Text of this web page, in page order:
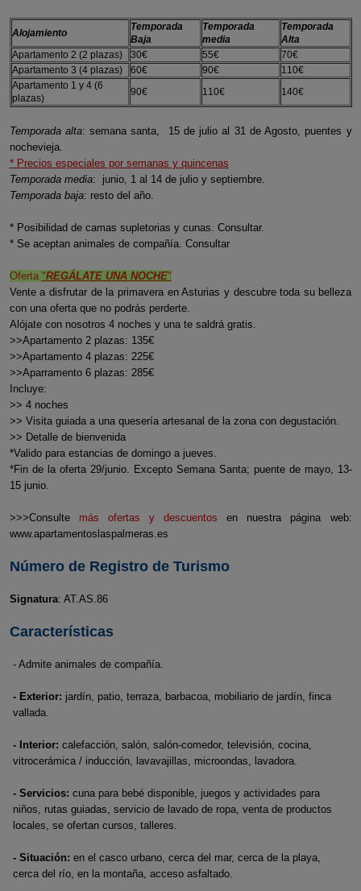
Alojamiento
Temporada
Baja
Temporada
media
Temporada
Alta
Apartamento 2 (2 plazas)
30€ 55€
70€
Apartamento 3 (4 plazas)
60€ 90€
110€
Apartamento 1 y 4 (6
plazas)
90€ 110€ 140€
Temporada alta: semana santa, 15 de julio al 31 de Agosto, puentes y
nochevieja.
* Precios especiales por semanas y quincenas
Temporada media: junio, 1 al 14 de julio y septiembre.
Temporada baja: resto del año.
* Posibilidad de camas supletorias y cunas. Consultar.
* Se aceptan animales de compañía. Consultar
Oferta "REGÁLATE UNA NOCHE"
Vente a disfrutar de la primavera en Asturias y descubre toda su belleza
con una oferta que no podrás perderte.
Alójate con nosotros 4 noches y una te saldrá gratis.
>>Apartamento 2 plazas: 135€
>>Apartamento 4 plazas: 225€
>>Aparramento 6 plazas: 285€
Incluye:
>> 4 noches
>> Visita guiada a una quesería artesanal de la zona con degustación.
>> Detalle de bienvenida
*Valido para estancias de domingo a jueves.
*Fin de la oferta 29/junio. Excepto Semana Santa; puente de mayo, 13-
15 junio.
>>>Consulte más ofertas y descuentos en nuestra página web:
www.apartamentoslaspalmeras.es
Número de Registro de Turismo
Signatura: AT.AS.86
Características
- Admite animales de compañía.
- Exterior: jardín, patio, terraza, barbacoa, mobiliario de jardín, finca
vallada.
- Interior: calefacción, salón, salón-comedor, televisión, cocina,
vitrocerámica / inducción, lavavajillas, microondas, lavadora.
- Servicios: cuna para bebé disponible, juegos y actividades para
niños, rutas guiadas, servicio de lavado de ropa, venta de productos
locales, se ofertan cursos, talleres.
- Situación: en el casco urbano, cerca del mar, cerca de la playa,
cerca del río, en la montaña, acceso asfaltado.